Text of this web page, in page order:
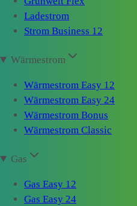
Ladestrom
Strom Business 12
Wärmestrom
Wärmestrom Easy 12
Wärmestrom Easy 24
Wärmestrom Bonus
Wärmestrom Classic
Gas
Gas Easy 12
Gas Easy 24